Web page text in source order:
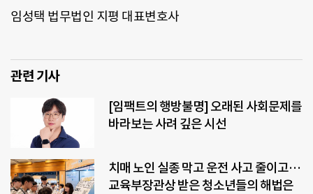
임성택 법무법인 지평 대표변호사
관련 기사
[임팩트의 행방불명] 오래된 사회문제를
바라보는 사려 깊은 시선
치매 노인 실종 막고 운전 사고 줄이고…
교육부장관상 받은 청소년들의 해법은